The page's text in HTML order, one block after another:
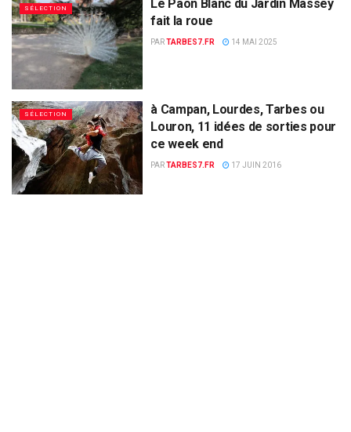
SÉLECTION
Le Paon Blanc du Jardin Massey
fait la roue
PARTARBES7.FR 14 MAI 2025
SÉLECTION
à Campan, Lourdes, Tarbes ou
Louron, 11 idées de sorties pour
ce week end
PARTARBES7.FR 17 JUIN 2016